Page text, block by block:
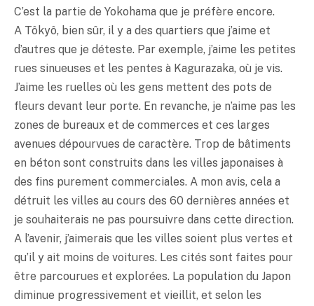
C’est la partie de Yokohama que je préfère encore.
A Tôkyô, bien sûr, il y a des quartiers que j’aime et
d’autres que je déteste. Par exemple, j’aime les petites
rues sinueuses et les pentes à Kagurazaka, où je vis.
J’aime les ruelles où les gens mettent des pots de
fleurs devant leur porte. En revanche, je n’aime pas les
zones de bureaux et de commerces et ces larges
avenues dépourvues de caractère. Trop de bâtiments
en béton sont construits dans les villes japonaises à
des fins purement commerciales. A mon avis, cela a
détruit les villes au cours des 60 dernières années et
je souhaiterais ne pas poursuivre dans cette direction.
A l’avenir, j’aimerais que les villes soient plus vertes et
qu’il y ait moins de voitures. Les cités sont faites pour
être parcourues et explorées. La population du Japon
diminue progressivement et vieillit, et selon les